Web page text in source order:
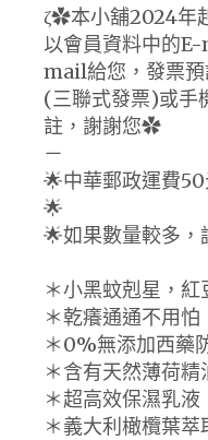
ζ✿本小舖2024年
以會員資料中的
mail給您，發票預
(三聯式發票)或手
註，謝謝您✿
－
🌟中華郵政運費
🌟
🌟如果數量較多，
＊小黑蚊剋星，紅
＊乾癢通通不用怕
＊0%無添加西藥
＊含有天然薄荷精
＊超高效保濕乳液
＊義大利橄欖葉萃